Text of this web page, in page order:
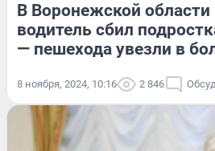
В Воронежской
водитель сбил
— пешехода увезли в
8 ноября, 2024, 10:16 2 846